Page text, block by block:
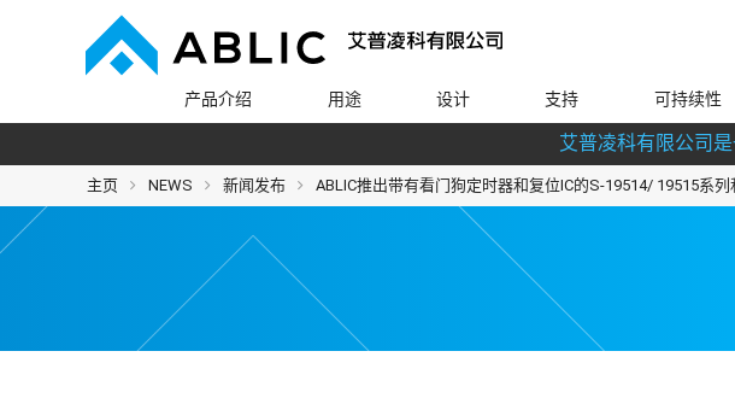
产品介绍 用途 设计 支持 可持续性
艾普凌科有限公司
主页 NEWS 新闻发布 ABLIC推出带有看门狗定时器和复位IC的S-19514/ 19515系